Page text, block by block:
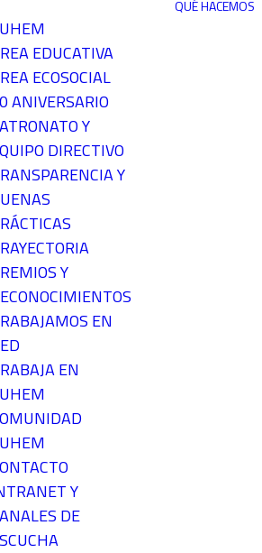
EDUCATIVA
ECOSOCIAL
ANIVERSARIO
Y
DIRECTIVO
Y
Y
EN
EN
Y
DE
QUÉ HACEMOS